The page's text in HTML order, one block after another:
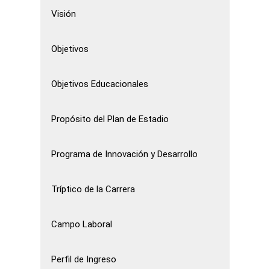
Visión
Objetivos
Objetivos Educacionales
Propósito del Plan de Estadio
Programa de Innovación y Desarrollo
Tríptico de la Carrera
Campo Laboral
Perfil de Ingreso